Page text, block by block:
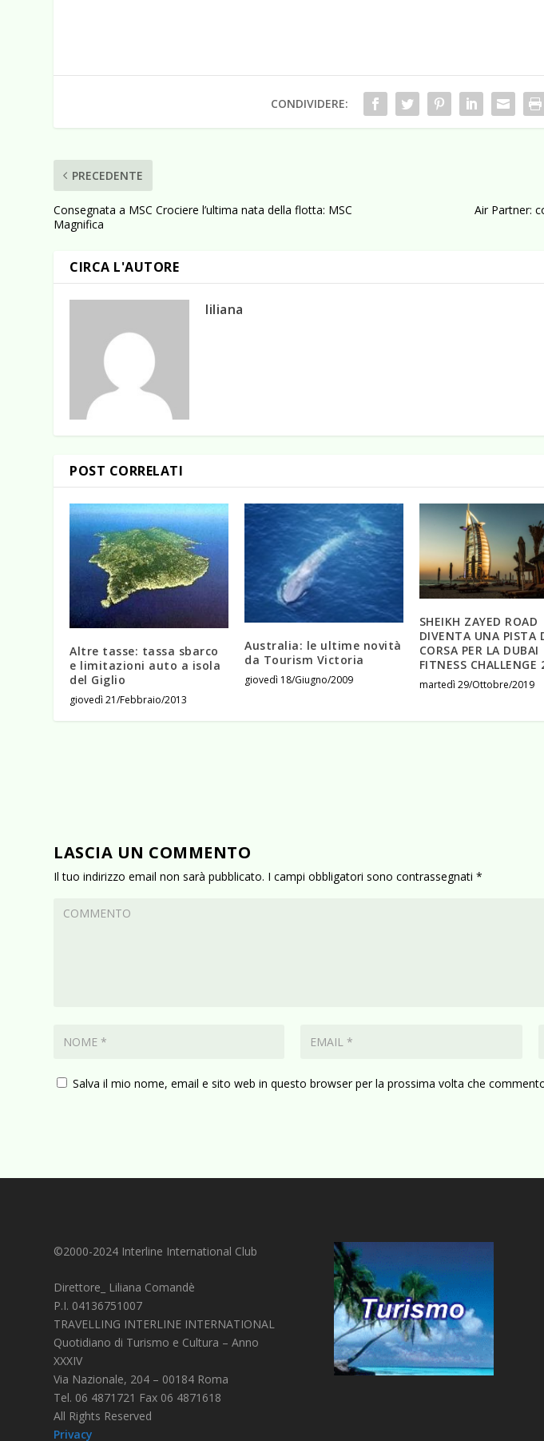
CONDIVIDERE:
PRECEDENTE
Consegnata a MSC Crociere l’ultima nata della flotta: MSC
Magnifica
Air Partner:
CIRCA L'AUTORE
liliana
POST CORRELATI
Altre tasse: tassa sbarco
e limitazioni auto a isola
del Giglio
giovedì 21/Febbraio/2013
Australia: le ultime novità
da Tourism Victoria
giovedì 18/Giugno/2009
SHEIKH ZAYED ROAD
DIVENTA UNA PISTA
CORSA PER LA DUBAI
FITNESS CHALLENGE
martedì 29/Ottobre/2019
LASCIA UN COMMENTO
Il tuo indirizzo email non sarà pubblicato. I campi obbligatori sono contrassegnati*
Salva il mio nome, email e sito web in questo browser per la prossima volta che
©2000-2024 Interline International Club
Direttore_ Liliana Comandè
P.I. 04136751007
TRAVELLING INTERLINE INTERNATIONAL
Quotidiano di Turismo e Cultura – Anno
XXXIV
Via Nazionale, 204 – 00184 Roma
Tel. 06 4871721 Fax 06 4871618
All Rights Reserved
Privacy